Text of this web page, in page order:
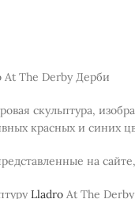
At The Derby Дерби
скульптура,
красных и синих
на
Lladro At The